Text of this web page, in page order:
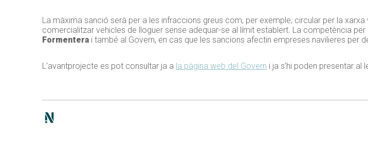
La màxima sanció serà per a les infraccions greus com, per exemple, circular per la
comercialitzar vehicles de lloguer sense adequar-se al límit establert. La competència
Formentera i també al Govern, en cas que les sancions afectin empreses navilieres per
L’avantprojecte es pot consultar ja a la pàgina web del Govern i ja s’hi poden presentar